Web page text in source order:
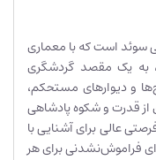
سوئد است که با معماری
به یک مقصد گردشگری
و دیوارهای مستحکم،
قدرت و شکوه پادشاهی
عالی برای آشنایی با
فراموش‌نشدنی برای هر